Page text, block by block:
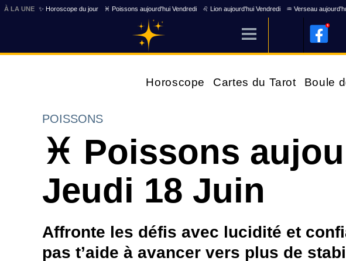
À LA UNE ✨ Horoscope du jour ♓ Poissons aujourd'hui Vendredi ♌ Lion aujourd'hui Vendredi ♒ Verseau
Horoscope Cartes du Tarot Boule
POISSONS
♓ Poissons
Jeudi 18 Juin
Affronte les défis avec lucidité et
pas t’aide à avancer vers plus de